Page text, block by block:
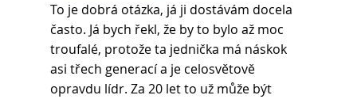
To je dobrá otázka, já ji dostávám docela
často. Já bych řekl, že by to bylo až moc
troufalé, protože ta jednička má náskok
asi třech generací a je celosvětově
opravdu lídr. Za 20 let to už může být